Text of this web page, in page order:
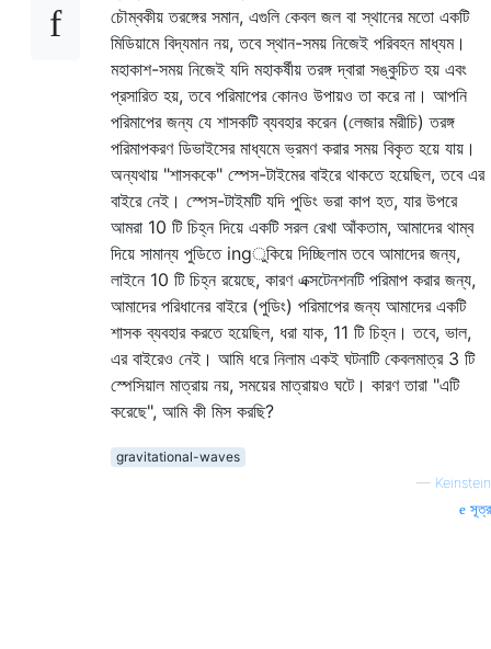
চৌম্বকীয় তরঙ্গের সমান, এগুলি কেবল জল বা স্থানের মতো একটি
মিডিয়ামে বিদ্যমান নয়, তবে স্থান-সময় নিজেই পরিবহন মাধ্যম।
মহাকাশ-সময় নিজেই যদি মহাকর্ষীয় তরঙ্গ দ্বারা সঙ্কুচিত হয় এবং
প্রসারিত হয়, তবে পরিমাপের কোনও উপায়ও তা করে না। আপনি
পরিমাপের জন্য যে শাসকটি ব্যবহার করেন (লেজার মরীচি) তরঙ্গ
পরিমাপকরণ ডিভাইসের মাধ্যমে ভ্রমণ করার সময় বিকৃত হয়ে যায়।
অন্যথায় "শাসককে" স্পেস-টাইমের বাইরে থাকতে হয়েছিল, তবে এর
বাইরে নেই। স্পেস-টাইমটি যদি পুডিং ভরা কাপ হত, যার উপরে
আমরা 10 টি চিহ্ন দিয়ে একটি সরল রেখা আঁকতাম, আমাদের থাম্ব
দিয়ে সামান্য পুডিতে ingুকিয়ে দিচ্ছিলাম তবে আমাদের জন্য,
লাইনে 10 টি চিহ্ন রয়েছে, কারণ এক্সটেনশনটি পরিমাপ করার জন্য,
আমাদের পরিধানের বাইরে (পুডিং) পরিমাপের জন্য আমাদের একটি
শাসক ব্যবহার করতে হয়েছিল, ধরা যাক, 11 টি চিহ্ন। তবে, ভাল,
এর বাইরেও নেই। আমি ধরে নিলাম একই ঘটনাটি কেবলমাত্র 3 টি
স্পেসিয়াল মাত্রায় নয়, সময়ের মাত্রায়ও ঘটে। কারণ তারা "এটি
করেছে", আমি কী মিস করছি?
gravitational-waves
— Keinstein
সূত্র